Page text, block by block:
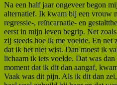
Na een half jaar ongeveer begon
alternatief. Ik kwam bij een vrouw
regressie-, reïncarnatie- en
eerst in mijn leven begrip. Net
zij steeds hoe ik me voelde. En
dat ik het niet wist. Dan moest ik
lichaam ik iets voelde. Dat was
moment dat ik dit dan aangaf,
Vaak was dit pijn. Als ik dit dan